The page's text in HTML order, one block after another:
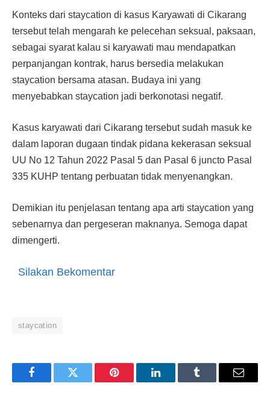
Konteks dari staycation di kasus Karyawati di Cikarang
tersebut telah mengarah ke pelecehan seksual, paksaan,
sebagai syarat kalau si karyawati mau mendapatkan
perpanjangan kontrak, harus bersedia melakukan
staycation bersama atasan. Budaya ini yang
menyebabkan staycation jadi berkonotasi negatif.
Kasus karyawati dari Cikarang tersebut sudah masuk ke
dalam laporan dugaan tindak pidana kekerasan seksual
UU No 12 Tahun 2022 Pasal 5 dan Pasal 6 juncto Pasal
335 KUHP tentang perbuatan tidak menyenangkan.
Demikian itu penjelasan tentang apa arti staycation yang
sebenarnya dan pergeseran maknanya. Semoga dapat
dimengerti.
Silakan Bekomentar
staycation
FacebookTwitter Pinterest LinkedInTumblr Email